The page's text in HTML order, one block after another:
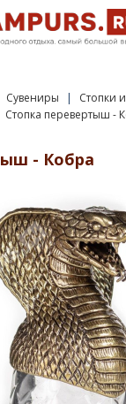
Сувениры
Стопки
Стопка перевертыш -
- Кобра